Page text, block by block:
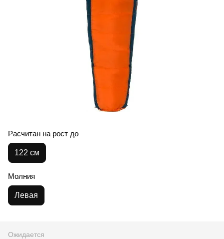
Расчитан на рост до
122 см
Молния
Левая
Ожидается